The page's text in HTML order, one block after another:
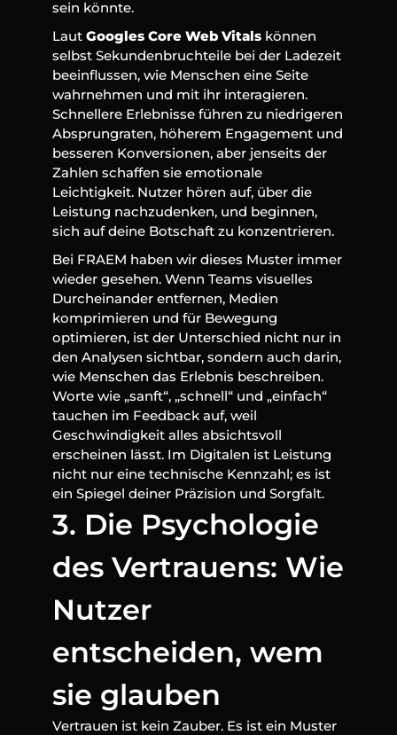
sein könnte.
Laut Googles Core Web Vitals können
selbst Sekundenbruchteile bei der Ladezeit
beeinflussen, wie Menschen eine Seite
wahrnehmen und mit ihr interagieren.
Schnellere Erlebnisse führen zu niedrigeren
Absprungraten, höherem Engagement und
besseren Konversionen, aber jenseits der
Zahlen schaffen sie emotionale
Leichtigkeit. Nutzer hören auf, über die
Leistung nachzudenken, und beginnen,
sich auf deine Botschaft zu konzentrieren.
Bei FRAEM haben wir dieses Muster immer
wieder gesehen. Wenn Teams visuelles
Durcheinander entfernen, Medien
komprimieren und für Bewegung
optimieren, ist der Unterschied nicht nur in
den Analysen sichtbar, sondern auch darin,
wie Menschen das Erlebnis beschreiben.
Worte wie „sanft“, „schnell“ und „einfach“
tauchen im Feedback auf, weil
Geschwindigkeit alles absichtsvoll
erscheinen lässt. Im Digitalen ist Leistung
nicht nur eine technische Kennzahl; es ist
ein Spiegel deiner Präzision und Sorgfalt.
3. Die Psychologie
des Vertrauens: Wie
Nutzer
entscheiden, wem
sie glauben
Vertrauen ist kein Zauber. Es ist ein Muster